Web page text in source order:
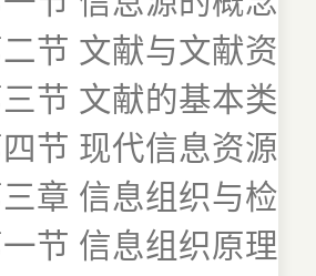
节 文献与文献资源
节 文献的基本类型
节 现代信息资源
章 信息组织与检
节 信息组织原理